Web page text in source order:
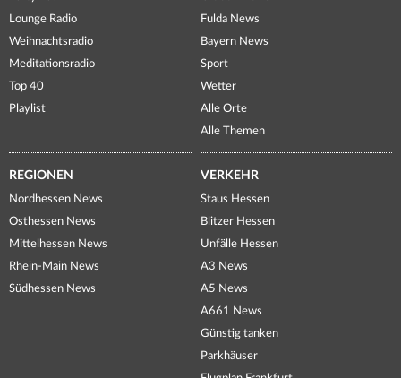
Lounge Radio
Weihnachtsradio
Meditationsradio
Top 40
Playlist
Fulda News
Bayern News
Sport
Wetter
Alle Orte
Alle Themen
REGIONEN
Nordhessen News
Osthessen News
Mittelhessen News
Rhein-Main News
Südhessen News
VERKEHR
Staus Hessen
Blitzer Hessen
Unfälle Hessen
A3 News
A5 News
A661 News
Günstig tanken
Parkhäuser